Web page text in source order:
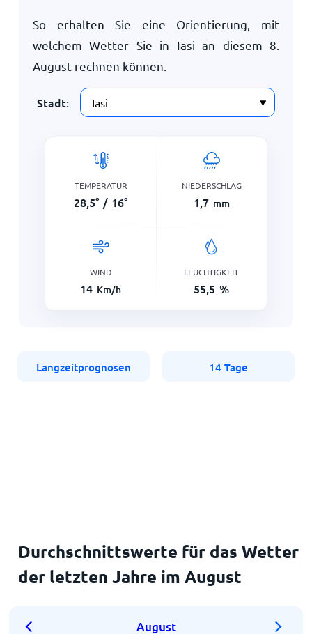
So erhalten Sie eine Orientierung, mit
welchem Wetter Sie in Iasi an diesem 8.
Augustrechnen können.
Stadt:
TEMPERATUR
28,5° / 16°
NIEDERSCHLAG
1,7 mm
WIND
14 Km/h
FEUCHTIGKEIT
55,5 %
Langzeitprognosen 14 Tage
Durchschnittswerte für das Wetter
der letzten Jahre im August
August